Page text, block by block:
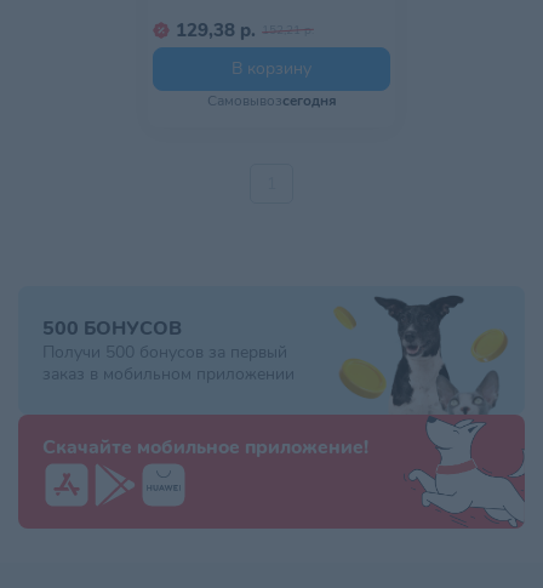
129,38 р. 152,21 р.
В корзину
Самовывозсегодня
500 БОНУСОВ
Получи 500 бонусов за первый
заказ в мобильном приложении
Скачайте мобильное приложение!